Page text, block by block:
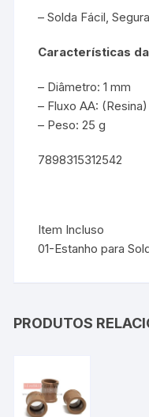
– Solda Fácil,
Características
– Diâmetro: 1 mm
– Fluxo AA: (Resina)
– Peso: 25 g
7898315312542
Item Incluso
01-Estanho para
PRODUTOS